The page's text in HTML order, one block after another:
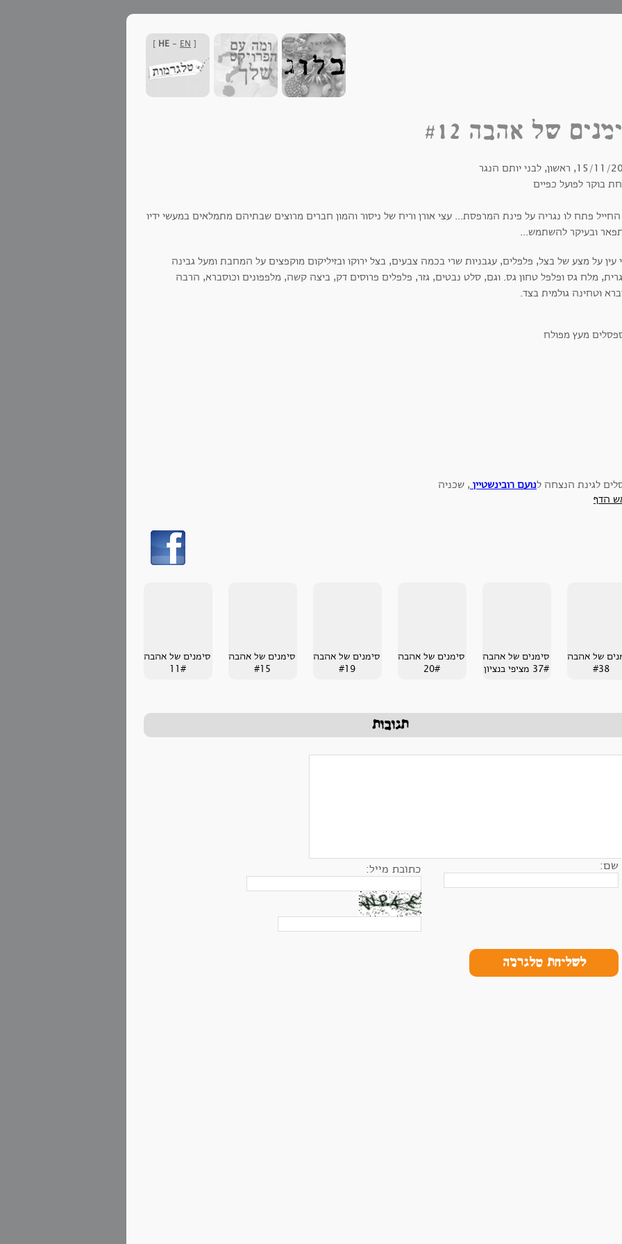
[
HE - EN
]
של אהבה #12
ראשון, לבני יותם הנגר
בוקר לפועל כפיים
החייל פתח לו נגריה על פינת המרפסת... עצי אורן וריח של ניסור והמון חברים מרוצים שבתיהם מתמלאים במעשי ידיו
ובעיקר להשתמש...
עין על מצע של בצל, פלפלים, עגבניות שרי בכמה צבעים, בצל ירוקו ובזיליקום מוקפצים על המחבת ומעל גבינה
מלח גס ופלפל טחון גס. וגם, סלט נבטים, גזר, פלפלים פרוסים דק, ביצה קשה, מלפפונים וכוסברא, הרבה
וטחינה גולמית בצד.
לגינת הנצחה לנועם רובינשטיין , שכניה
הדף
של אהבה
#38
סימנים של אהבה
37# מציפי בנציון
סימנים של אהבה
20#
סימנים של אהבה
#19
סימנים של אהבה
#15
סימנים של אהבה
11#
תגובות
שם: כתובת מייל:
לשליחת טלגרמה